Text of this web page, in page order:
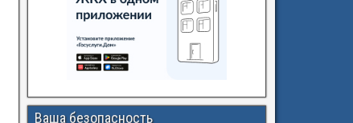
Ваша безопасность